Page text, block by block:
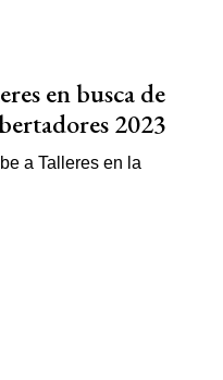
en busca de
2023